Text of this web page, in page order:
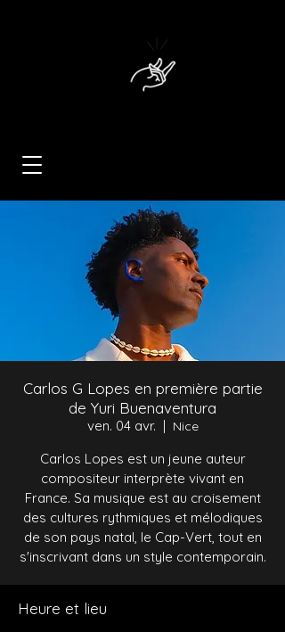
Carlos G Lopes en première partie
de Yuri Buenaventura
ven. 04 avr.
  |
Nice
Carlos Lopes est un jeune auteur
compositeur interprète vivant en
France. Sa musique est au croisement
des cultures rythmiques et mélodiques
de son pays natal, le Cap-Vert, tout en
s'inscrivant dans un style contemporain.
Heure et lieu